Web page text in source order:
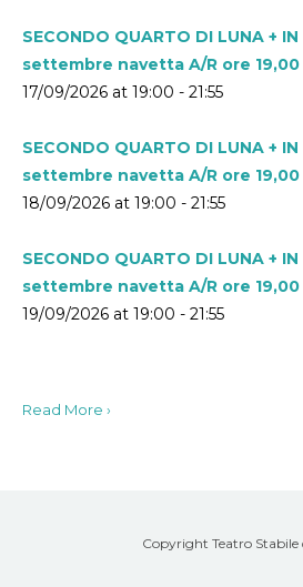
SECONDO QUARTO DI LUNA + IN
settembre navetta A/R ore 19,00
17/09/2026 at 19:00 - 21:55
SECONDO QUARTO DI LUNA + IN
settembre navetta A/R ore 19,00
18/09/2026 at 19:00 - 21:55
SECONDO QUARTO DI LUNA + IN
settembre navetta A/R ore 19,00
19/09/2026 at 19:00 - 21:55
Read More ›
Copyright Teatro Stabile